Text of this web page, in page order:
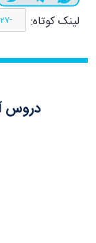
لینک کوتاه:
دروس